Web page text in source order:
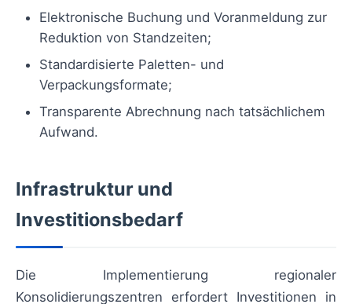
Elektronische Buchung und Voranmeldung zur
Reduktion von Standzeiten;
Standardisierte Paletten- und
Verpackungsformate;
Transparente Abrechnung nach tatsächlichem
Aufwand.
Infrastruktur und
Investitionsbedarf
Die Implementierung regionaler
Konsolidierungszentren erfordert Investitionen in